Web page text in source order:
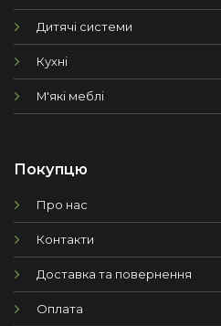
Дитячі системи
Кухні
М'які меблі
Покупцю
Про нас
Контакти
Доставка та повернення
Оплата